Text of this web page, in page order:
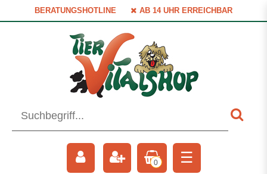
BERATUNGSHOTLINE AB 14 UHR ERREICHBAR
0 ☰